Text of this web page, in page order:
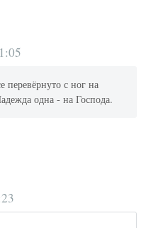
перевёрнуто с ног на
одна - на Господа.